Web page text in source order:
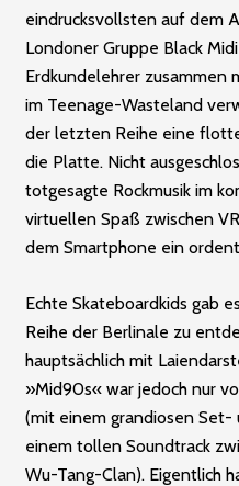
eindrucksvollsten auf dem
Londoner Gruppe Black
Erdkundelehrer
im Teenage-Wasteland
der letzten Reihe eine
die ­Platte. Nicht
totgesagte Rockmusik im
virtuellen Spaß zwischen
dem Smartphone ein
Echte Skateboardkids gab
Reihe der Berlinale zu
hauptsächlich mit
»Mid90s« war jedoch nur
(mit einem grandiosen Set-
einem tollen Soundtrack
Wu-Tang-Clan). Eigentlich